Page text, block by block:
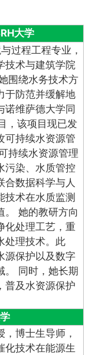
大学
过程工程专业，
技术与建筑学院
围绕水务技术方
于防范并缓解地
诺维萨德大学同
，该项目现已发
可持续水资源管
持续水资源管理
污染、水质管控
合数据科学与人
技术在水质监测
。 她的教研方向
化处理工艺，重
处理技术。此
源保护以及数字
。 同时，她长期
普及水资源保护
博士生导师，
化技术在能源生